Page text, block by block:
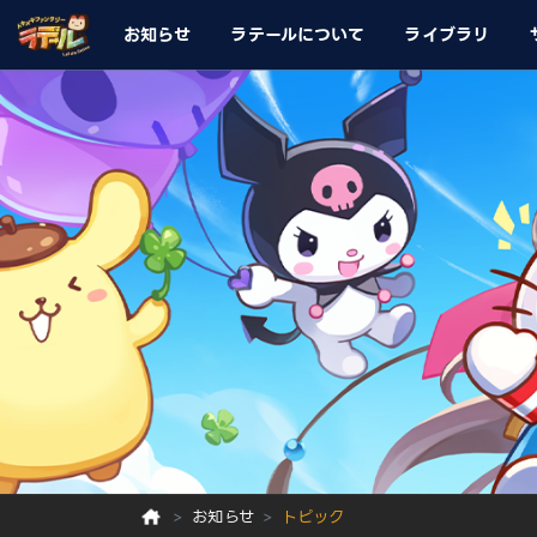
お知らせ ラテールについて ライブラリ
お知らせ トピック